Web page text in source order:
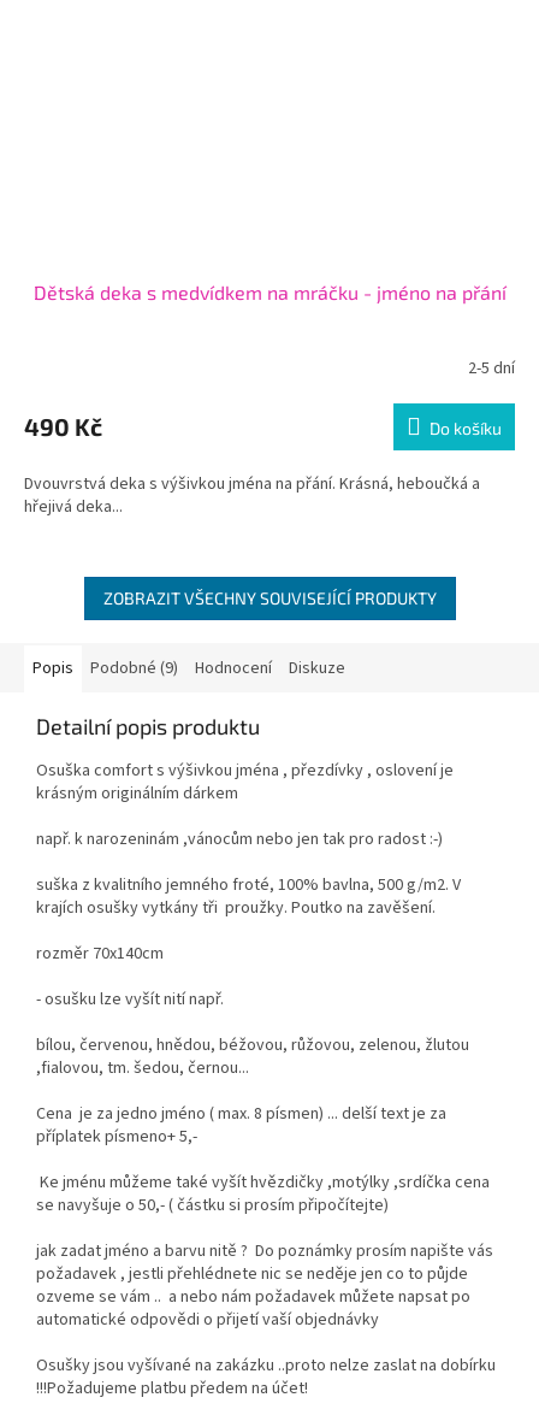
Dětská deka s medvídkem na mráčku - jméno na přání
2-5 dní
490 Kč Do košíku
Dvouvrstvá deka s výšivkou jména na přání. Krásná, heboučká a
hřejivá deka...
ZOBRAZIT VŠECHNY SOUVISEJÍCÍ PRODUKTY
Popis Podobné (9) Hodnocení Diskuze
Detailní popis produktu
Osuška comfort s výšivkou jména , přezdívky , oslovení je
krásným originálním dárkem
např. k narozeninám ,vánocům nebo jen tak pro radost :-)
suška z kvalitního jemného froté, 100% bavlna, 500 g/m2. V
krajích osušky vytkány tři proužky. Poutko na zavěšení.
rozměr 70x140cm
- osušku lze vyšít nití např.
bílou, červenou, hnědou, béžovou, růžovou, zelenou, žlutou
,fialovou, tm. šedou, černou...
Cena je za jedno jméno ( max. 8 písmen) ... delší text je za
příplatek písmeno+ 5,-
Ke jménu můžeme také vyšít hvězdičky ,motýlky ,srdíčka cena
se navyšuje o 50,- ( částku si prosím připočítejte)
jak zadat jméno a barvu nitě ? Do poznámky prosím napište vás
požadavek , jestli přehlédnete nic se neděje jen co to půjde
ozveme se vám .. a nebo nám požadavek můžete napsat po
automatické odpovědi o přijetí vaší objednávky
Osušky jsou vyšívané na zakázku ..proto nelze zaslat na dobírku
!!!Požadujeme platbu předem na účet!